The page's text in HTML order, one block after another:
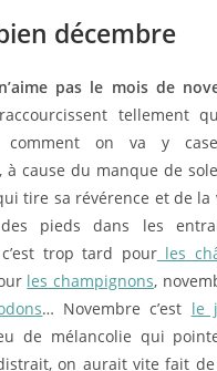
décembre
pas le mois de
tellement
comment on va y
à cause du manque de
tire sa révérence et de
pieds dans les
trop tard pourles
les champignons,
… Novembre c’est le
de mélancolie qui
on aurait vite fait